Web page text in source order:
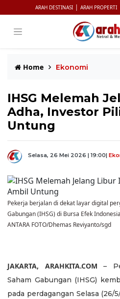
ARAH DESTINASI | ARAH PROPERTI
Home Ekonomi
IHSG Melemah
Adha, Investor
Untung
Selasa, 26 Mei 2026 | 19:00|
Pekerja berjalan di dekat layar digital
Gabungan (IHSG) di Bursa Efek
ANTARA FOTO/Dhemas Reviyanto/sgd
JAKARTA, ARAHKITA.COM –
Saham Gabungan (IHSG)
pada perdagangan Selasa (26/